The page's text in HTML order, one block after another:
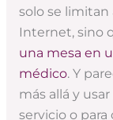
solo se limitan
Internet, sino
una mesa en
médico. Y
más allá y
servicio o